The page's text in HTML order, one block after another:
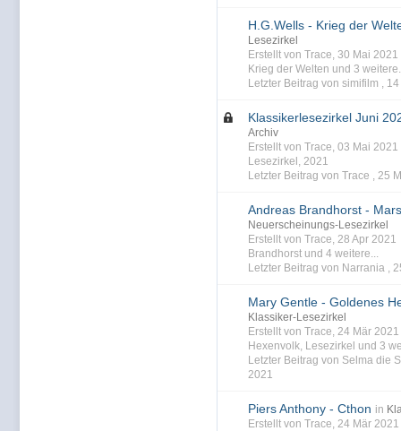
H.G.Wells - Krieg der
Lesezirkel
Erstellt von Trace, 30 Mai
Krieg der Welten und 3
Letzter Beitrag von simifilm ,
Klassikerlesezirkel Juni
Archiv
Erstellt von Trace, 03 Mai
Lesezirkel , 2021
Letzter Beitrag von Trace , 25
Andreas Brandhorst -
Neuerscheinungs-Lesezirkel
Erstellt von Trace, 28 Apr 2021
Brandhorst und 4 weitere...
Letzter Beitrag von Narrania ,
Mary Gentle - Goldenes
Klassiker-Lesezirkel
Erstellt von Trace, 24 Mär
Hexenvolk, Lesezirkel und 3
Letzter Beitrag von Selma die
2021
Piers Anthony - Cthon in
Erstellt von Trace, 24 Mär